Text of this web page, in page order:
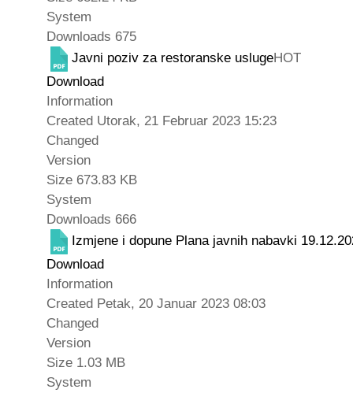
System
Downloads 675
Javni poziv za restoranske uslugeHOT
Download
Information
Created Utorak, 21 Februar 2023 15:23
Changed
Version
Size 673.83 KB
System
Downloads 666
Izmjene i dopune Plana javnih nabavki
Download
Information
Created Petak, 20 Januar 2023 08:03
Changed
Version
Size 1.03 MB
System